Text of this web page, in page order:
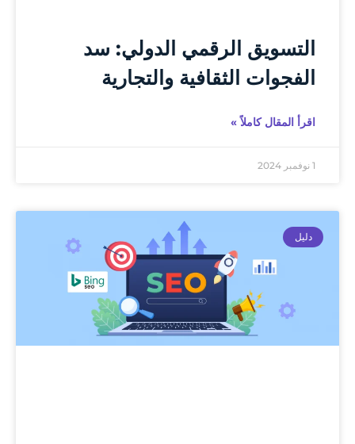
التسويق الرقمي الدولي: سد
الفجوات الثقافية والتجارية
اقرأ المقال كاملاً »
1 نوفمبر 2024
دليل